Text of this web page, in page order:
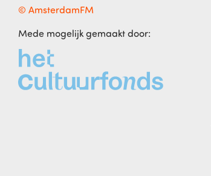
© AmsterdamFM
Mede mogelijk gemaakt door: